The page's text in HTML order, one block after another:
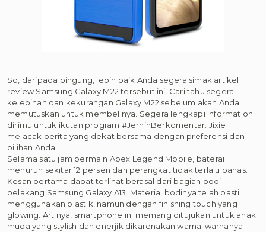
So, daripada bingung, lebih baik Anda segera simak artikel
review Samsung Galaxy M22 tersebut ini. Cari tahu segera
kelebihan dan kekurangan Galaxy M22 sebelum akan Anda
memutuskan untuk membelinya. Segera lengkapi information
dirimu untuk ikutan program #JernihBerkomentar. Jixie
melacak berita yang dekat bersama dengan preferensi dan
pilihan Anda.
Selama satu jam bermain Apex Legend Mobile, baterai
menurun sekitar 12 persen dan perangkat tidak terlalu panas.
Kesan pertama dapat terlihat berasal dari bagian bodi
belakang Samsung Galaxy A13. Material bodinya telah pasti
menggunakan plastik, namun dengan finishing touch yang
glowing. Artinya, smartphone ini memang ditujukan untuk anak
muda yang stylish dan enerjik dikarenakan warna-warnanya